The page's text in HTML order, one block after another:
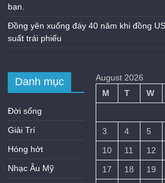
bạn.
Đồng yên xuống đáy 40 năm khi đồng
suất trái phiếu
Danh mục
Đời sống
Giải Trí
Hóng hớt
Nhạc Âu Mỹ
August 2026
M
T W
3
4 5
10
11 12
17
18 19